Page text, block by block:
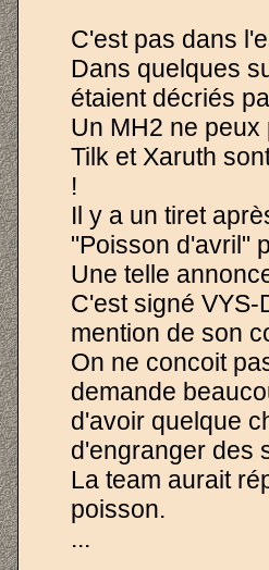
C'est pas dans
Dans quelques
étaient décriés
Un MH2 ne
Tilk et Xaruth
!
Il y a un tiret
"Poisson d'avril"
Une telle
C'est signé
mention de son
On ne concoit
demande
d'avoir quelque
d'engranger des
La team aurait
poisson.
...